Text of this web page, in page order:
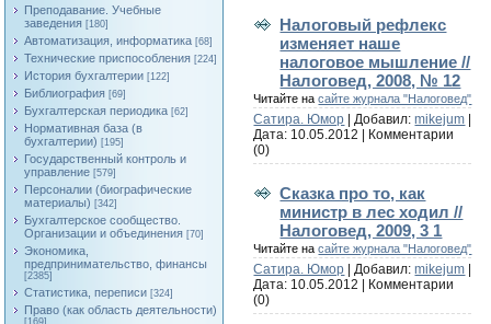
Преподавание. Учебные
заведения [180]
Автоматизация, информатика [68]
Технические приспособления [224]
История бухгалтерии [122]
Библиография [69]
Бухгалтерская периодика [62]
Нормативная база (в
бухгалтерии) [195]
Государственный контроль и
управление [579]
Персоналии (биографические
материалы) [342]
Бухгалтерское сообщество.
Организации и объединения [70]
Экономика,
предпринимательство, финансы
[2385]
Статистика, переписи [324]
Право (как область деятельности)
[169]
Налоговый рефлекс
изменяет наше
налоговое мышление //
Налоговед, 2008, № 12
Читайте насайте журнала "Налоговед"
Сатира. Юмор | Добавил:mikejum
Дата: 10.05.2012
Комментарии
(0)
Сказка про то, как
министр в лес ходил //
Налоговед, 2009, 3 1
Читайте насайте журнала "Налоговед"
Сатира. Юмор | Добавил:mikejum
Дата: 10.05.2012
Комментарии
(0)